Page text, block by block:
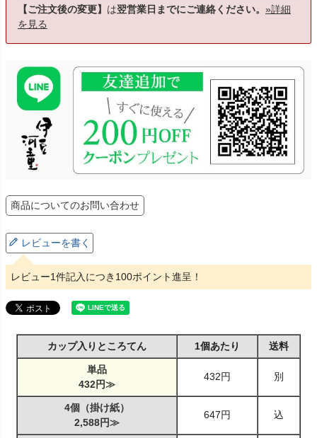
【ご注文後の変更】 は翌営業日までにご連絡ください。 »詳細
を見る
商品についてのお問い合わせ
レビューを書く
レビュー1件記入につき100ポイント進呈！
カップ入りところてん 1個あたり 送料
単品
432円≫
432円 別
4個（掛け紙）
2,588円≫
647円 込